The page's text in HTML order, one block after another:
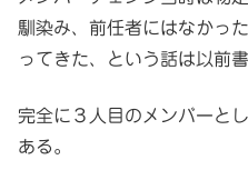
馴染み、前任者にはなかっ
ってきた、という話は以前書
完全に３人目のメンバーと
ある。